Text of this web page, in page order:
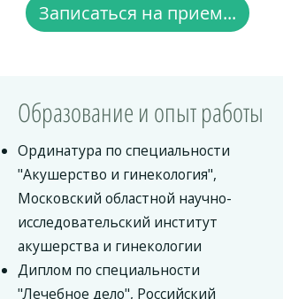
Записаться на прием...
Образование и опыт работы
Ординатура по специальности
"Акушерство и гинекология",
Московский областной научно-
исследовательский институт
акушерства и гинекологии
Диплом по специальности
"Лечебное дело", Российский